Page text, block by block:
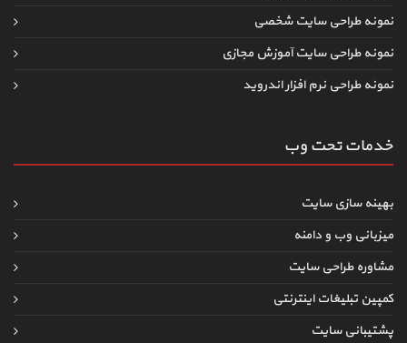
نمونه طراحی سایت شخصی
نمونه طراحی سایت آموزش مجازی
نمونه طراحی نرم افزار اندروید
خدمات تحت وب
بهینه سازی سایت
میزبانی وب و دامنه
مشاوره طراحی سایت
کمپین تبلیغات اینترنتی
پشتیبانی سایت